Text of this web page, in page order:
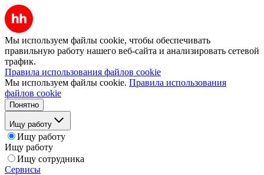
Мы используем файлы cookie, чтобы обеспечивать
правильную работу нашего веб-сайта и анализировать сетевой
трафик.
Правила использования файлов cookie
Мы используем файлы cookie. Правила использования
файлов cookie
Понятно
Ищу работу
Ищу работу
Ищу работу
Ищу сотрудника
Сервисы